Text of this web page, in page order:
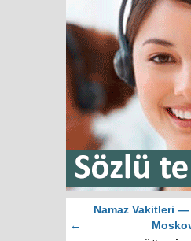
Namaz Vakitleri —
←